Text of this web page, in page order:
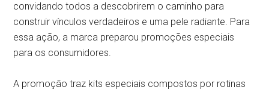
convidando todos a descobrirem o caminho para
construir vínculos verdadeiros e uma pele radiante. Para
essa ação, a marca preparou promoções especiais
para os consumidores.
A promoção traz kits especiais compostos por rotinas